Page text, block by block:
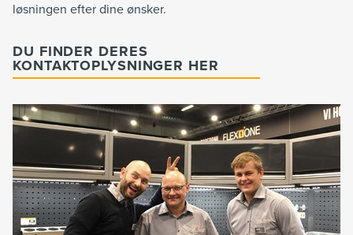
løsningen efter dine ønsker.
DU FINDER DERES
KONTAKTOPLYSNINGER HER